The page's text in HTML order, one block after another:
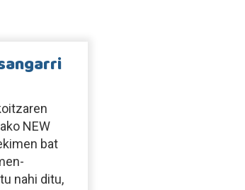
NEW
bat
nahi ditu,